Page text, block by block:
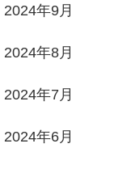
2024年9月
2024年8月
2024年7月
2024年6月